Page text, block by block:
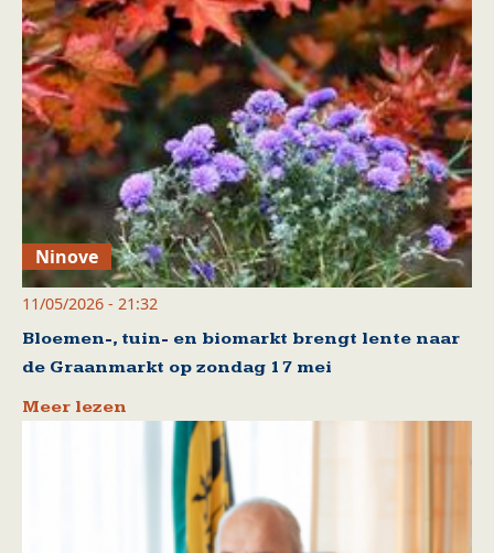
Ninove
11/05/2026 - 21:32
Bloemen-, tuin- en biomarkt brengt lente naar
de Graanmarkt op zondag 17 mei
Meer lezen